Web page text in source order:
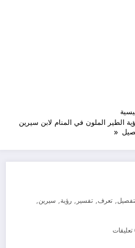
الملون في المنام لابن سيرين
, تعرف, تفسير , رؤية, سيرين,